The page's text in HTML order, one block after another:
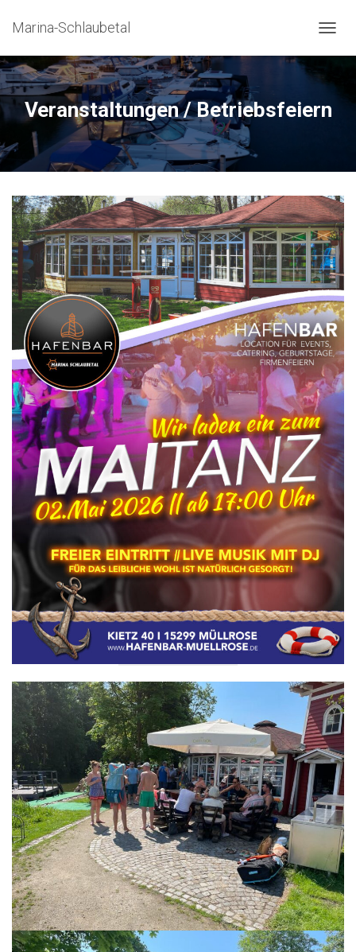
Marina-Schlaubetal
Veranstaltungen / Betriebsfeiern